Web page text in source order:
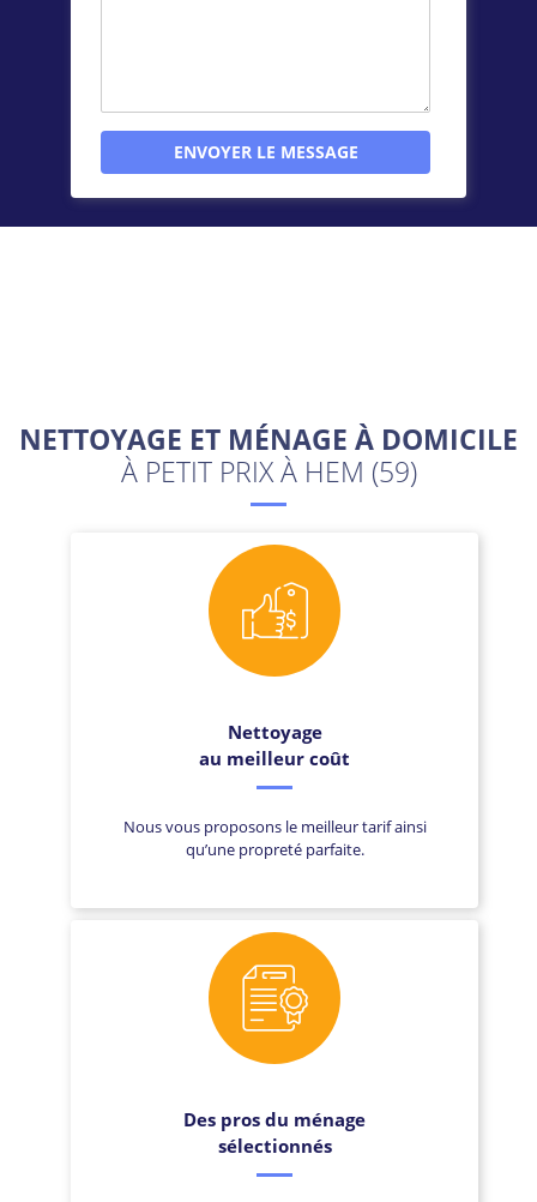
NETTOYAGE ET MÉNAGE À DOMICILE
À PETIT PRIX À HEM (59)
Nettoyage
au meilleur coût
Nous vous proposons le meilleur tarif ainsi
qu’une propreté parfaite.
Des pros du ménage
sélectionnés